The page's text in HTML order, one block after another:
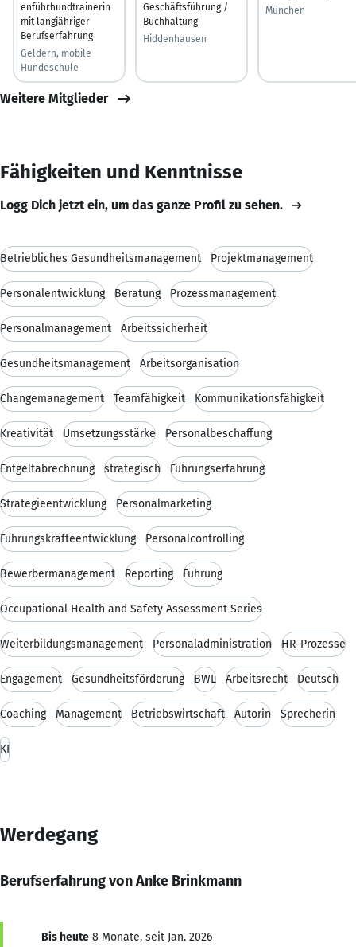
enführhundtrainerin
mit langjähriger
Berufserfahrung
Geldern, mobile
Hundeschule
Geschäftsführung /
Buchhaltung
Hiddenhausen
München
Weitere Mitglieder
Fähigkeiten und Kenntnisse
Logg Dich jetzt ein, um das ganze Profil zu sehen.
Betriebliches Gesundheitsmanagement Projektmanagement
Personalentwicklung Beratung Prozessmanagement
Personalmanagement Arbeitssicherheit
Gesundheitsmanagement Arbeitsorganisation
Changemanagement Teamfähigkeit Kommunikationsfähigkeit
Kreativität Umsetzungsstärke Personalbeschaffung
Entgeltabrechnung strategisch Führungserfahrung
Strategieentwicklung Personalmarketing
Führungskräfteentwicklung Personalcontrolling
Bewerbermanagement Reporting Führung
Occupational Health and Safety Assessment Series
Weiterbildungsmanagement Personaladministration HR-Prozesse
Engagement Gesundheitsförderung BWL Arbeitsrecht Deutsch
Coaching Management Betriebswirtschaft Autorin Sprecherin
KI
Werdegang
Berufserfahrung von Anke Brinkmann
Bis heute 8 Monate, seit Jan. 2026